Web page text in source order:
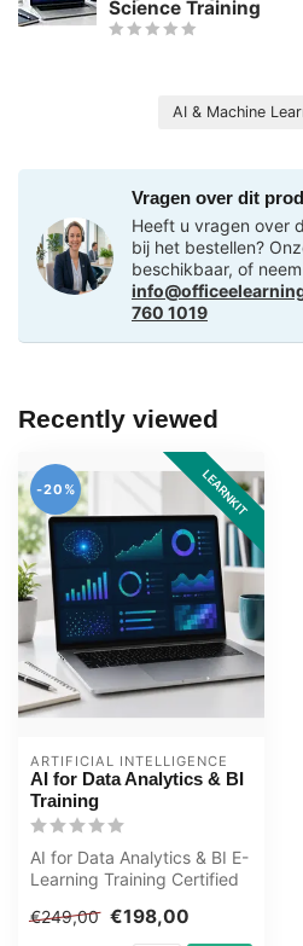
Science Training
AI & Machine
Vragen over dit
Heeft u vragen over
bij het bestellen?
beschikbaar, of
760 1019
Recently viewed
LEARNKIT
-20%
ARTIFICIAL INTELLIGENCE
AI for Data Analytics & BI
Training
AI for Data Analytics & BI E-
Learning Training Certified
€249,00 €198,00